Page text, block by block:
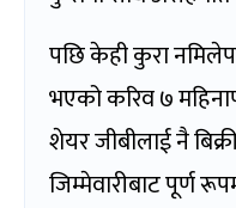
पछि केही कुरा
भएको करिव ७
शेयर जीबीलाई नै
जिम्मेवारीबाट पूर्ण